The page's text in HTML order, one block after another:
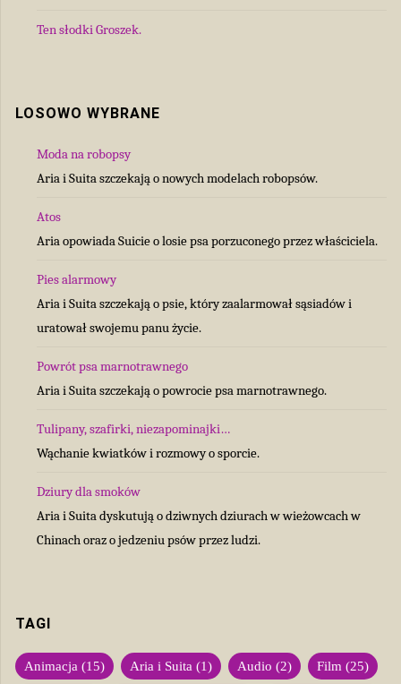
Ten słodki Groszek.
LOSOWO WYBRANE
Moda na robopsy
Aria i Suita szczekają o nowych modelach robopsów.
Atos
Aria opowiada Suicie o losie psa porzuconego przez właściciela.
Pies alarmowy
Aria i Suita szczekają o psie, który zaalarmował sąsiadów i
uratował swojemu panu życie.
Powrót psa marnotrawnego
Aria i Suita szczekają o powrocie psa marnotrawnego.
Tulipany, szafirki, niezapominajki…
Wąchanie kwiatków i rozmowy o sporcie.
Dziury dla smoków
Aria i Suita dyskutują o dziwnych dziurach w wieżowcach w
Chinach oraz o jedzeniu psów przez ludzi.
TAGI
Animacja (15) Aria i Suita (1) Audio (2) Film (25)